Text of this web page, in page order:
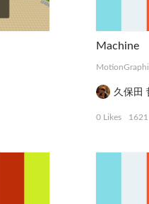
Machine
久保田
0 Likes